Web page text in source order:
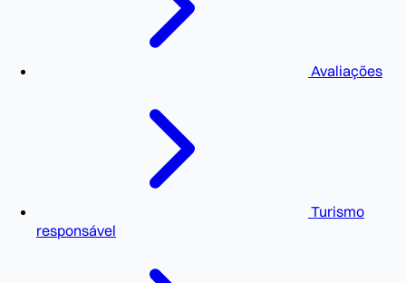
Avaliações
Turismo
responsável